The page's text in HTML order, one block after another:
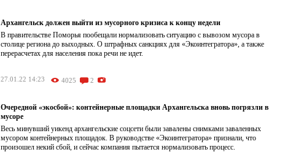
Архангельск должен выйти из мусорного кризиса к концу недели
В правительстве Поморья пообещали нормализовать ситуацию с вывозом мусора в
столице региона до выходных. О штрафных санкциях для «Экоинтегратора», а также
перерасчетах для населения пока речи не идет.
27.01.22 14:23 4025 2
Очередной «экосбой»: контейнерные площадки Архангельска вновь погрязли в
мусоре
Весь минувший уикенд архангельские соцсети были завалены снимками заваленных
мусором контейнерных площадок. В руководстве «Экоинтегратора» признали, что
произошел некий сбой, и сейчас компания пытается нормализовать процесс.